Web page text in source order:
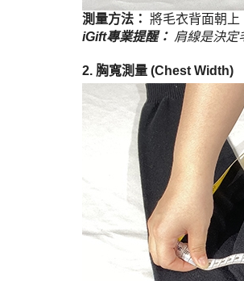
測量方法： 將毛衣背面朝上
iGift專業提醒： 肩線是決定
2. 胸寬測量 (Chest Width)